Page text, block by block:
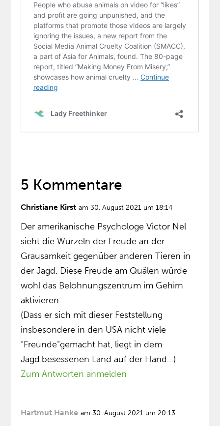
5 Kommentare
Christiane Kirst am 30. August 2021 um 18:14
Der amerikanische Psychologe Victor Nel
sieht die Wurzeln der Freude an der
Grausamkeit gegenüber anderen Tieren in
der Jagd. Diese Freude am Quälen würde
wohl das Belohnungszentrum im Gehirn
aktivieren.
(Dass er sich mit dieser Feststellung
insbesondere in den USA nicht viele
“Freunde”gemacht hat, liegt in dem
Jagd.besessenen Land auf der Hand…)
Zum Antworten anmelden
Hartmut Hanke am 30. August 2021 um 20:13